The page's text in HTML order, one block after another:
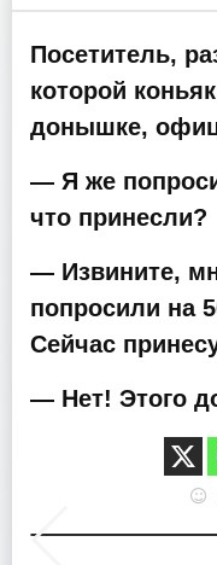
Посетитель,
которой
донышке,
— Я же
что принесли?
— Извините,
попросили на
Сейчас
— Нет! Этого